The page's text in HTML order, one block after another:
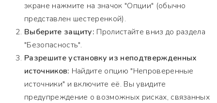
экране нажмите на значок "Опции" (обычно
представлен шестеренкой).
Выберите защиту: Пролистайте вниз до раздела
"Безопасность".
Разрешите установку из неподтвержденных
источников: Найдите опцию "Непроверенные
источники" и включите её. Вы увидите
предупреждение о возможных рисках, связанных